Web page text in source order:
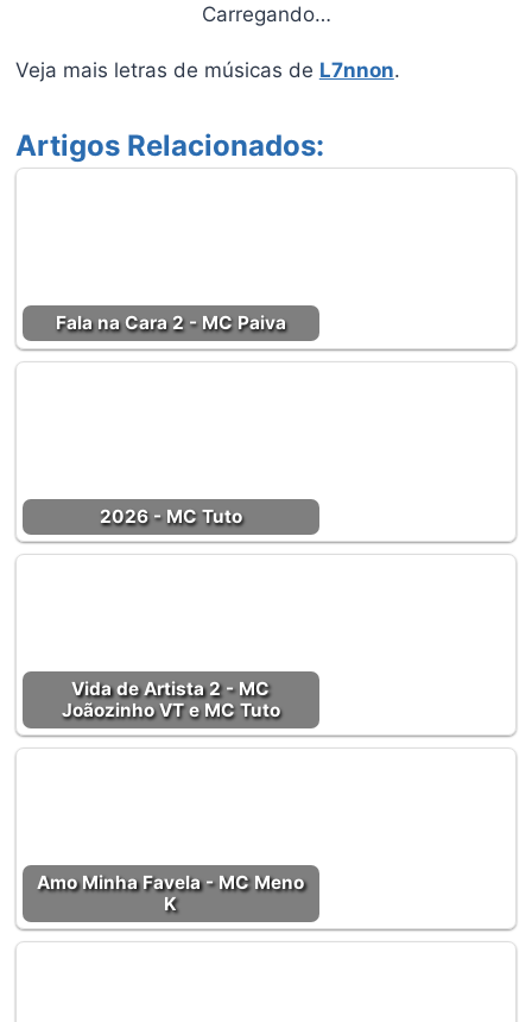
Carregando…
Veja mais letras de músicas de L7nnon.
Artigos Relacionados:
Fala na Cara 2 - MC Paiva
2026 - MC Tuto
Vida de Artista 2 - MC
Joãozinho VT e MC Tuto
Amo Minha Favela - MC Meno
K